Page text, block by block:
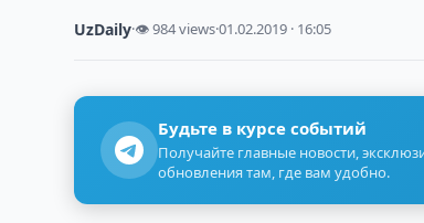
UzDaily·👁 984 views·01.02.2019 · 16:05
Будьте в курсе событий
Получайте главные новости,
обновления там, где вам удобно.